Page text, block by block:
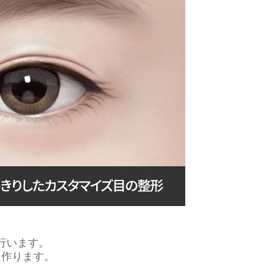
ます。
ります。